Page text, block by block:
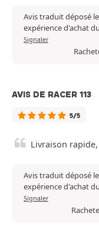
Avis traduit déposé
expérience d'achat
Signaler
AVIS DE RACER 113
5/5
Livraison
Avis traduit déposé
expérience d'achat
Signaler